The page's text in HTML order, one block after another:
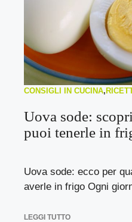
CONSIGLI IN CUCINA,
Uova sode:
puoi tenerle in
Uova sode: ecco per
averle in frigo Ogni
LEGGI TUTTO